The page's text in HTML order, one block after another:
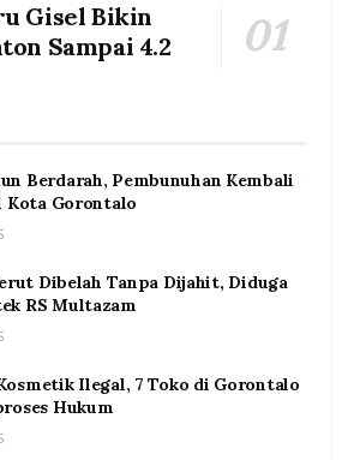
Gisel Bikin
Sampai 4.2
Berdarah, Pembunuhan Kembali
Kota Gorontalo
Dibelah Tanpa Dijahit, Diduga
RS Multazam
Ilegal, 7 Toko di Gorontalo
Hukum